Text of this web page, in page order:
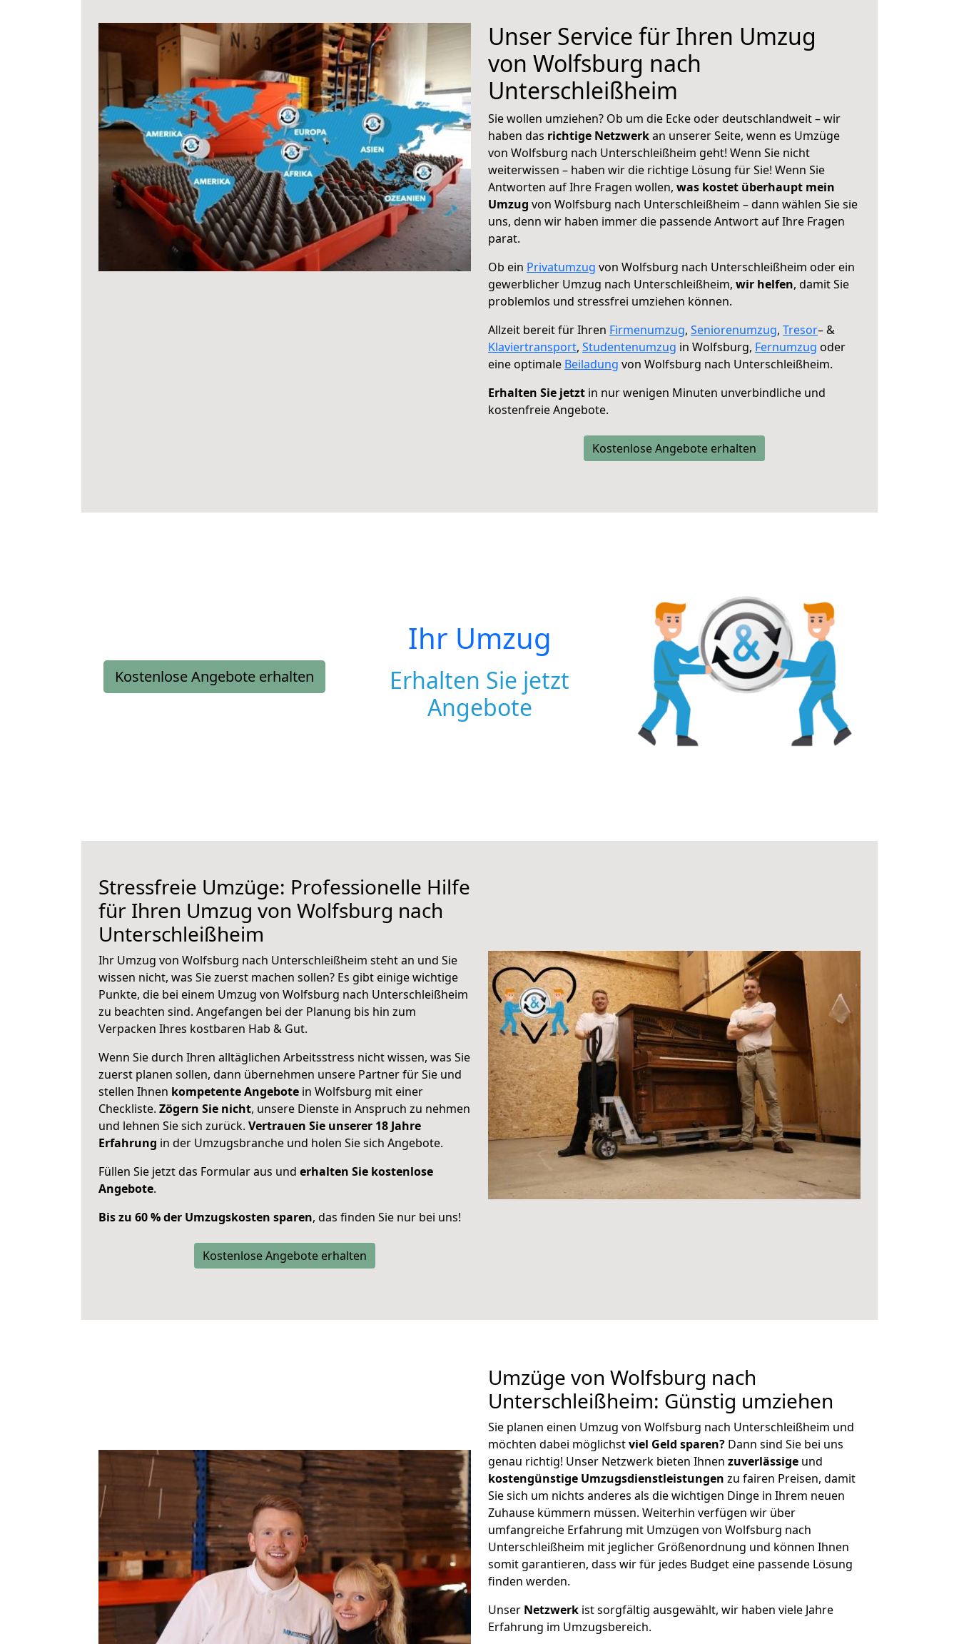
Unser Service für Ihren Umzug
von Wolfsburg nach
Unterschleißheim
Sie wollen umziehen? Ob um die Ecke oder deutschlandweit – wir
haben das richtige Netzwerkan unserer Seite, wenn es Umzüge
von Wolfsburg nach Unterschleißheim geht! Wenn Sie nicht
weiterwissen – haben wir die richtige Lösung für Sie! Wenn Sie
Antworten auf Ihre Fragen wollen, was kostet überhaupt mein
Umzug von Wolfsburg nach Unterschleißheim – dann wählen Sie sie
uns, denn wir haben immer die passende Antwort auf Ihre Fragen
parat.
Ob ein Privatumzug von Wolfsburg nach Unterschleißheim oder ein
gewerblicher Umzug nach Unterschleißheim, wir helfen, damit Sie
problemlos und stressfrei umziehen können.
Allzeit bereit für Ihren Firmenumzug, Seniorenumzug, Tresor– &
Klaviertransport, Studentenumzug in Wolfsburg, Fernumzug oder
eine optimale Beiladung von Wolfsburg nach Unterschleißheim.
Erhalten Sie jetzt in nur wenigen Minuten unverbindliche und
kostenfreie Angebote.
Kostenlose Angebote erhalten
Kostenlose Angebote erhalten
Ihr Umzug
Erhalten Sie jetzt
Angebote
Stressfreie Umzüge: Professionelle Hilfe
für Ihren Umzug von Wolfsburg nach
Unterschleißheim
Ihr Umzug von Wolfsburg nach Unterschleißheim steht an und Sie
wissen nicht, was Sie zuerst machen sollen? Es gibt einige wichtige
Punkte, die bei einem Umzug von Wolfsburg nach Unterschleißheim
zu beachten sind. Angefangen bei der Planung bis hin zum
Verpacken Ihres kostbaren Hab & Gut.
Wenn Sie durch Ihren alltäglichen Arbeitsstress nicht wissen, was Sie
zuerst planen sollen, dann übernehmen unsere Partner für Sie und
stellen Ihnen kompetente Angebote in Wolfsburg mit einer
Checkliste. Zögern Sie nicht, unsere Dienste in Anspruch zu nehmen
und lehnen Sie sich zurück. Vertrauen Sie unserer 18 Jahre
Erfahrung in der Umzugsbranche und holen Sie sich Angebote.
Füllen Sie jetzt das Formular aus und erhalten Sie kostenlose
Angebote.
Bis zu 60 % der Umzugskosten sparen, das finden Sie nur bei uns!
Kostenlose Angebote erhalten
Umzüge von Wolfsburg nach
Unterschleißheim: Günstig umziehen
Sie planen einen Umzug von Wolfsburg nach Unterschleißheim und
möchten dabei möglichstviel Geld sparen? Dann sind Sie bei uns
genau richtig! Unser Netzwerk bieten Ihnen zuverlässige und
kostengünstige Umzugsdienstleistungen zu fairen Preisen, damit
Sie sich um nichts anderes als die wichtigen Dinge in Ihrem neuen
Zuhause kümmern müssen. Weiterhin verfügen wir über
umfangreiche Erfahrung mit Umzügen von Wolfsburg nach
Unterschleißheim mit jeglicher Größenordnung und können Ihnen
somit garantieren, dass wir für jedes Budget eine passende Lösung
finden werden.
Unser Netzwerk ist sorgfältig ausgewählt, wir haben viele Jahre
Erfahrung im Umzugsbereich.